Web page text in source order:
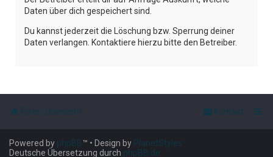
Daten über dich gespeichert sind.
Du kannst jederzeit die Löschung bzw. Sperrung deiner
Daten verlangen. Kontaktiere hierzu bitte den Betreiber.
Foren-Übersicht Kontakt
Powered by phpBB™ • Design by PlanetStyles
Deutsche Übersetzung durch phpBB.de